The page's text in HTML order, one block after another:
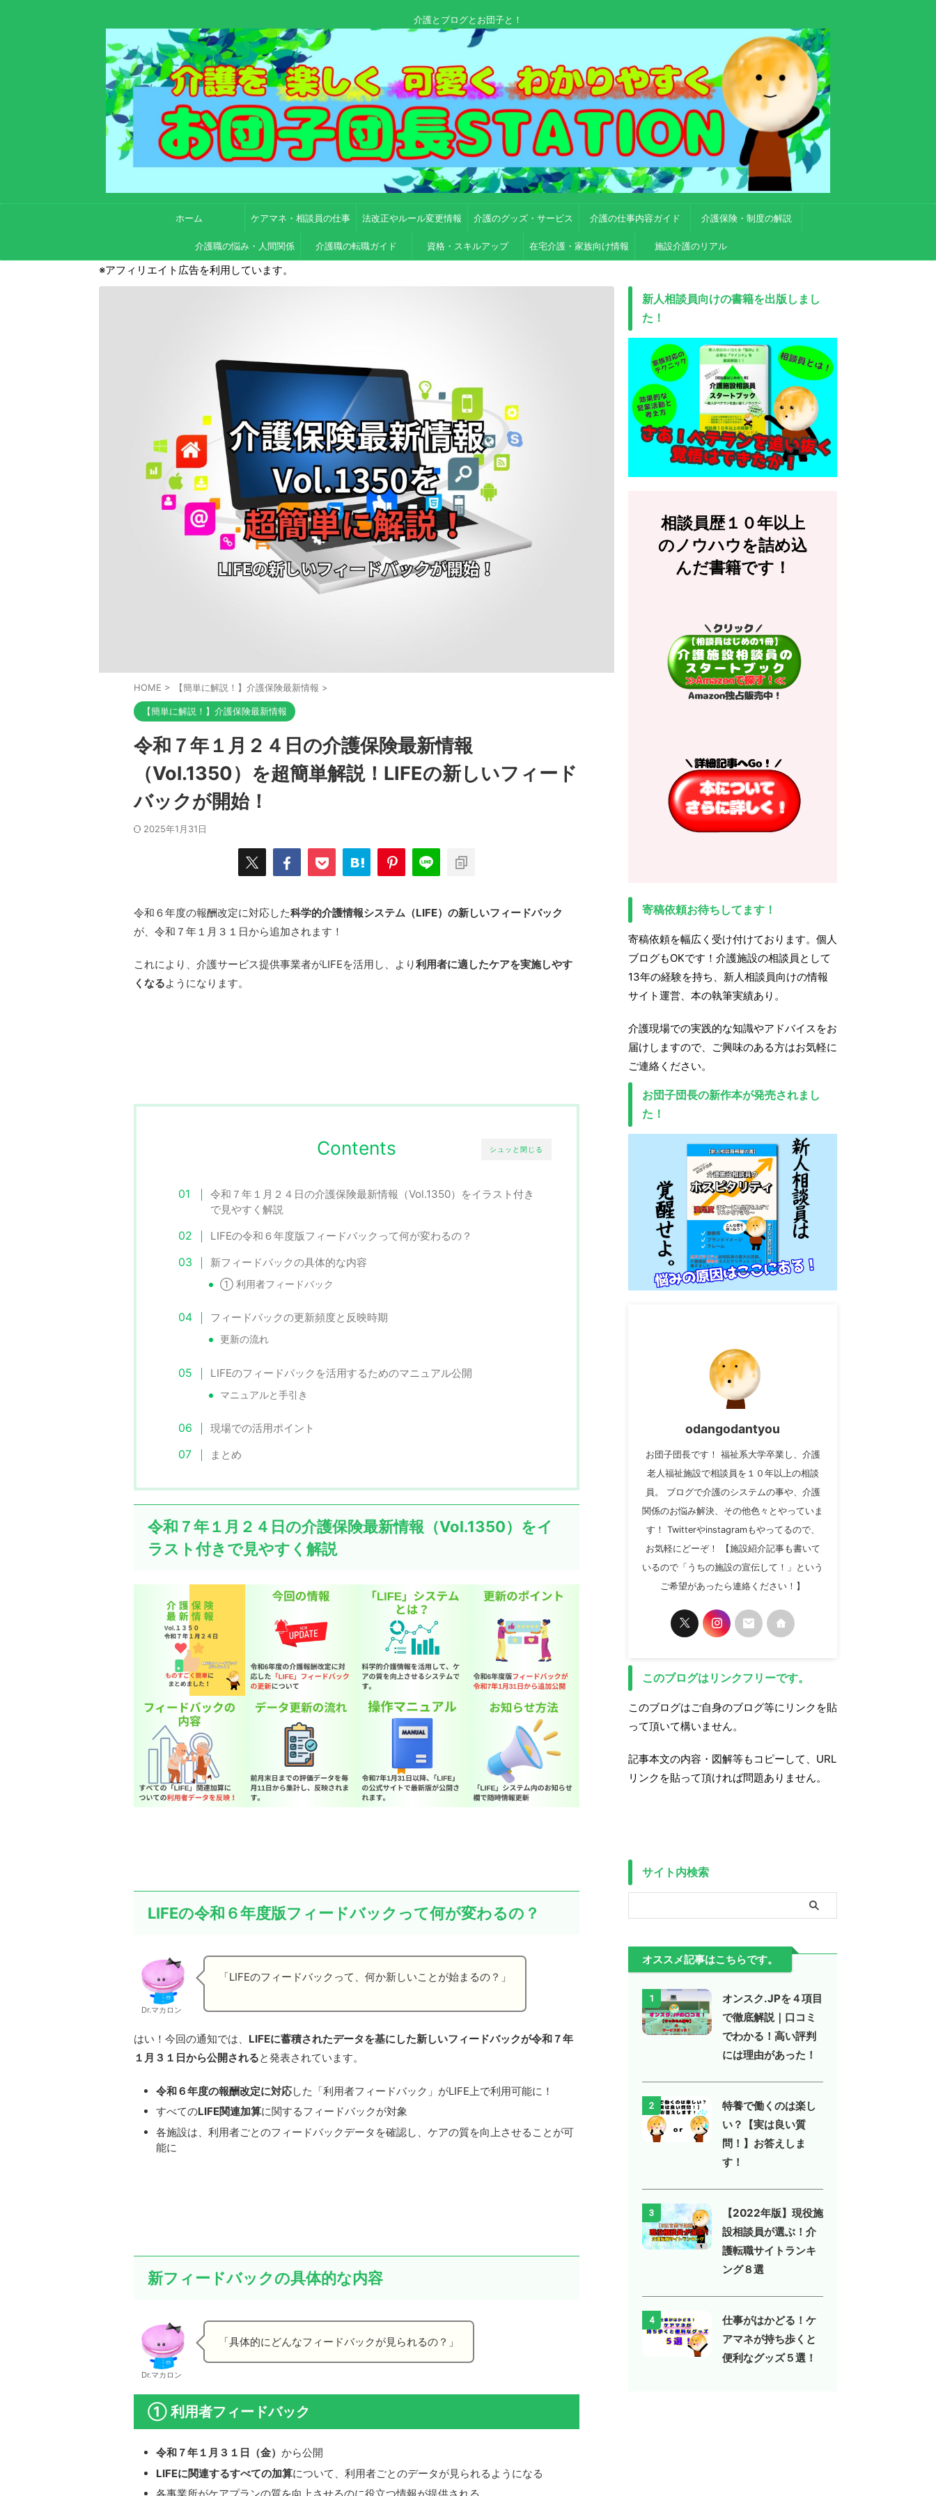
介護とブログとお団子と！
ホーム ケアマネ・相談員の仕事 法改正やルール変更情報 介護のグッズ・サービス 介護の仕事内容ガイド 介護保険・制度の解説
介護職の悩み・人間関係 介護職の転職ガイド 資格・スキルアップ 在宅介護・家族向け情報 施設介護のリアル
※アフィリエイト広告を利用しています。
HOME > 【簡単に解説！】介護保険最新情報 >
【簡単に解説！】介護保険最新情報
令和７年１月２４日の介護保険最新情報
（Vol.1350）を超簡単解説！LIFEの新しいフィード
バックが開始！
2025年1月31日
令和６年度の報酬改定に対応した科学的介護情報システム（LIFE）の新しいフィードバック
が、令和７年１月３１日から追加されます！
これにより、介護サービス提供事業者がLIFEを活用し、より利用者に適したケアを実施しやす
くなるようになります。
シュッと閉じる
Contents
令和７年１月２４日の介護保険最新情報（Vol.1350）をイラスト付き
で見やすく解説
LIFEの令和６年度版フィードバックって何が変わるの？
新フィードバックの具体的な内容
① 利用者フィードバック
フィードバックの更新頻度と反映時期
更新の流れ
LIFEのフィードバックを活用するためのマニュアル公開
マニュアルと手引き
現場での活用ポイント
まとめ
令和７年１月２４日の介護保険最新情報（Vol.1350）をイ
ラスト付きで見やすく解説
LIFEの令和６年度版フィードバックって何が変わるの？
Dr.マカロン
「LIFEのフィードバックって、何か新しいことが始まるの？」
はい！今回の通知では、 LIFEに蓄積されたデータを基にした新しいフィードバックが令和７年
１月３１日から公開されると発表されています。
令和６年度の報酬改定に対応した「利用者フィードバック」がLIFE上で利用可能に！
すべてのLIFE関連加算に関するフィードバックが対象
各施設は、利用者ごとのフィードバックデータを確認し、ケアの質を向上させることが可
能に
新フィードバックの具体的な内容
Dr.マカロン
「具体的にどんなフィードバックが見られるの？」
① 利用者フィードバック
令和７年１月３１日（金） から公開
LIFEに関連するすべての加算について、利用者ごとのデータが見られるようになる
新人相談員向けの書籍を出版しまし
た！
相談員歴１０年以上
のノウハウを詰め込
んだ書籍です！
寄稿依頼お待ちしてます！
寄稿依頼を幅広く受け付けております。個人
ブログもOKです！介護施設の相談員として
13年の経験を持ち、新人相談員向けの情報
サイト運営、本の執筆実績あり。
介護現場での実践的な知識やアドバイスをお
届けしますので、ご興味のある方はお気軽に
ご連絡ください。
お団子団長の新作本が発売されまし
た！
odangodantyou
お団子団長です！ 福祉系大学卒業し、介護
老人福祉施設で相談員を１０年以上の相談
員。 ブログで介護のシステムの事や、介護
関係のお悩み解決、その他色々とやっていま
す！ Twitterやinstagramもやってるので、
お気軽にどーぞ！ 【施設紹介記事も書いて
いるので「うちの施設の宣伝して！」という
ご希望があったら連絡ください！】
このブログはリンクフリーです。
このブログはご自身のブログ等にリンクを貼
って頂いて構いません。
記事本文の内容・図解等もコピーして、URL
リンクを貼って頂ければ問題ありません。
サイト内検索
オススメ記事はこちらです。
1
オンスク.JPを４項目
で徹底解説｜口コミ
でわかる！高い評判
には理由があった！
2
特養で働くのは楽し
い？【実は良い質
問！】お答えしま
す！
3
【2022年版】現役施
設相談員が選ぶ！介
護転職サイトランキ
ング８選
4
仕事がはかどる！ケ
アマネが持ち歩くと
便利なグッズ５選！